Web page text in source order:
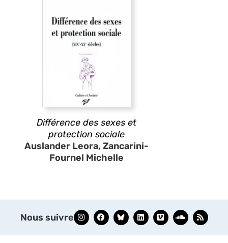
Différence des sexes et
protection sociale
Auslander Leora, Zancarini-
Fournel Michelle
Nous suivre